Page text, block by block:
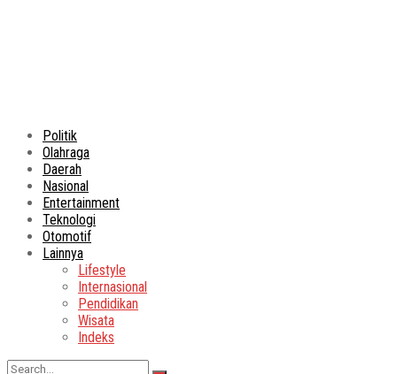
Politik
Olahraga
Daerah
Nasional
Entertainment
Teknologi
Otomotif
Lainnya
Lifestyle
Internasional
Pendidikan
Wisata
Indeks